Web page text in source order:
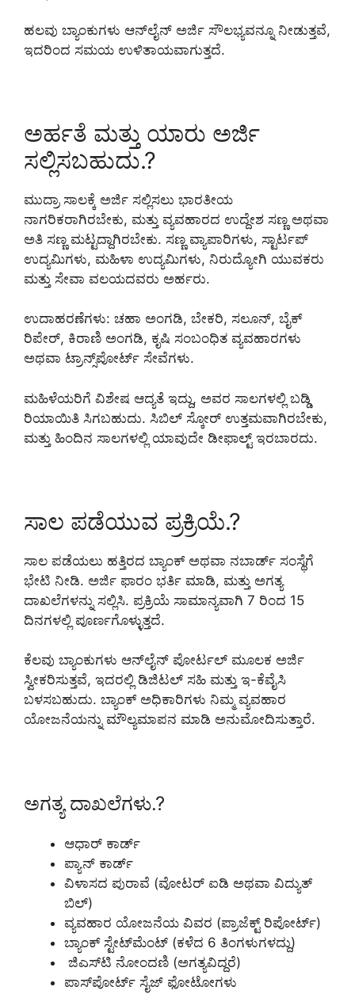
ಹಲವು ಬ್ಯಾಂಕುಗಳು ಆನ್‌ಲೈನ್ ಅರ್ಜಿ ಸೌಲಭ್ಯವನ್ನೂ ನೀಡುತ್ತವೆ,
ಇದರಿಂದ ಸಮಯ ಉಳಿತಾಯವಾಗುತ್ತದೆ.
ಅರ್ಹತೆ ಮತ್ತು ಯಾರು ಅರ್ಜಿ
ಸಲ್ಲಿಸಬಹುದು.?
ಮುದ್ರಾ ಸಾಲಕ್ಕೆ ಅರ್ಜಿ ಸಲ್ಲಿಸಲು ಭಾರತೀಯ
ನಾಗರಿಕರಾಗಿರಬೇಕು, ಮತ್ತು ವ್ಯವಹಾರದ ಉದ್ದೇಶ ಸಣ್ಣ ಅಥವಾ
ಅತಿ ಸಣ್ಣ ಮಟ್ಟದ್ದಾಗಿರಬೇಕು. ಸಣ್ಣ ವ್ಯಾಪಾರಿಗಳು, ಸ್ಟಾರ್ಟಪ್
ಉದ್ಯಮಿಗಳು, ಮಹಿಳಾ ಉದ್ಯಮಿಗಳು, ನಿರುದ್ಯೋಗಿ ಯುವಕರು
ಮತ್ತು ಸೇವಾ ವಲಯದವರು ಅರ್ಹರು.
ಉದಾಹರಣೆಗಳು: ಚಹಾ ಅಂಗಡಿ, ಬೇಕರಿ, ಸಲೂನ್, ಬೈಕ್
ರಿಪೇರ್, ಕಿರಾಣಿ ಅಂಗಡಿ, ಕೃಷಿ ಸಂಬಂಧಿತ ವ್ಯವಹಾರಗಳು
ಅಥವಾ ಟ್ರಾನ್ಸ್‌ಪೋರ್ಟ್ ಸೇವೆಗಳು.
ಮಹಿಳೆಯರಿಗೆ ವಿಶೇಷ ಆದ್ಯತೆ ಇದ್ದು, ಅವರ ಸಾಲಗಳಲ್ಲಿ ಬಡ್ಡಿ
ರಿಯಾಯಿತಿ ಸಿಗಬಹುದು. ಸಿಬಿಲ್ ಸ್ಕೋರ್ ಉತ್ತಮವಾಗಿರಬೇಕು,
ಮತ್ತು ಹಿಂದಿನ ಸಾಲಗಳಲ್ಲಿ ಯಾವುದೇ ಡೀಫಾಲ್ಟ್ ಇರಬಾರದು.
ಸಾಲ ಪಡೆಯುವ ಪ್ರಕ್ರಿಯೆ.?
ಸಾಲ ಪಡೆಯಲು ಹತ್ತಿರದ ಬ್ಯಾಂಕ್ ಅಥವಾ ನಬಾರ್ಡ್ ಸಂಸ್ಥೆಗೆ
ಭೇಟಿ ನೀಡಿ. ಅರ್ಜಿ ಫಾರಂ ಭರ್ತಿ ಮಾಡಿ, ಮತ್ತು ಅಗತ್ಯ
ದಾಖಲೆಗಳನ್ನು ಸಲ್ಲಿಸಿ. ಪ್ರಕ್ರಿಯೆ ಸಾಮಾನ್ಯವಾಗಿ 7 ರಿಂದ 15
ದಿನಗಳಲ್ಲಿ ಪೂರ್ಣಗೊಳ್ಳುತ್ತದೆ.
ಕೆಲವು ಬ್ಯಾಂಕುಗಳು ಆನ್‌ಲೈನ್ ಪೋರ್ಟಲ್ ಮೂಲಕ ಅರ್ಜಿ
ಸ್ವೀಕರಿಸುತ್ತವೆ, ಇದರಲ್ಲಿ ಡಿಜಿಟಲ್ ಸಹಿ ಮತ್ತು ಇ-ಕೆವೈಸಿ
ಬಳಸಬಹುದು. ಬ್ಯಾಂಕ್ ಅಧಿಕಾರಿಗಳು ನಿಮ್ಮ ವ್ಯವಹಾರ
ಯೋಜನೆಯನ್ನು ಮೌಲ್ಯಮಾಪನ ಮಾಡಿ ಅನುಮೋದಿಸುತ್ತಾರೆ.
ಅಗತ್ಯ ದಾಖಲೆಗಳು.?
ಆಧಾರ್ ಕಾರ್ಡ್
ಪ್ಯಾನ್ ಕಾರ್ಡ್
ವಿಳಾಸದ ಪುರಾವೆ (ವೋಟರ್ ಐಡಿ ಅಥವಾ ವಿದ್ಯುತ್
ಬಿಲ್)
ವ್ಯವಹಾರ ಯೋಜನೆಯ ವಿವರ (ಪ್ರಾಜೆಕ್ಟ್ ರಿಪೋರ್ಟ್)
ಬ್ಯಾಂಕ್ ಸ್ಟೇಟ್‌ಮೆಂಟ್ (ಕಳೆದ 6 ತಿಂಗಳುಗಳದ್ದು)
ಜಿಎಸ್‌ಟಿ ನೋಂದಣಿ (ಅಗತ್ಯವಿದ್ದರೆ)
ಪಾಸ್‌ಪೋರ್ಟ್ ಸೈಜ್ ಫೋಟೋಗಳು